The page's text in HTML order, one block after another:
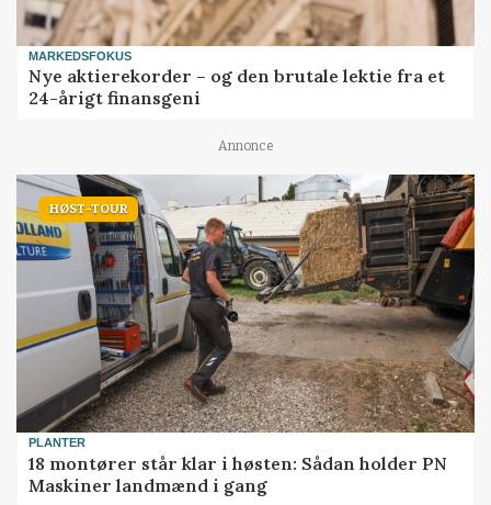
MARKEDSFOKUS
Nye aktierekorder – og den brutale lektie fra et
24-årigt finansgeni
Annonce
HØST-TOUR
PLANTER
18 montører står klar i høsten: Sådan holder PN
Maskiner landmænd i gang